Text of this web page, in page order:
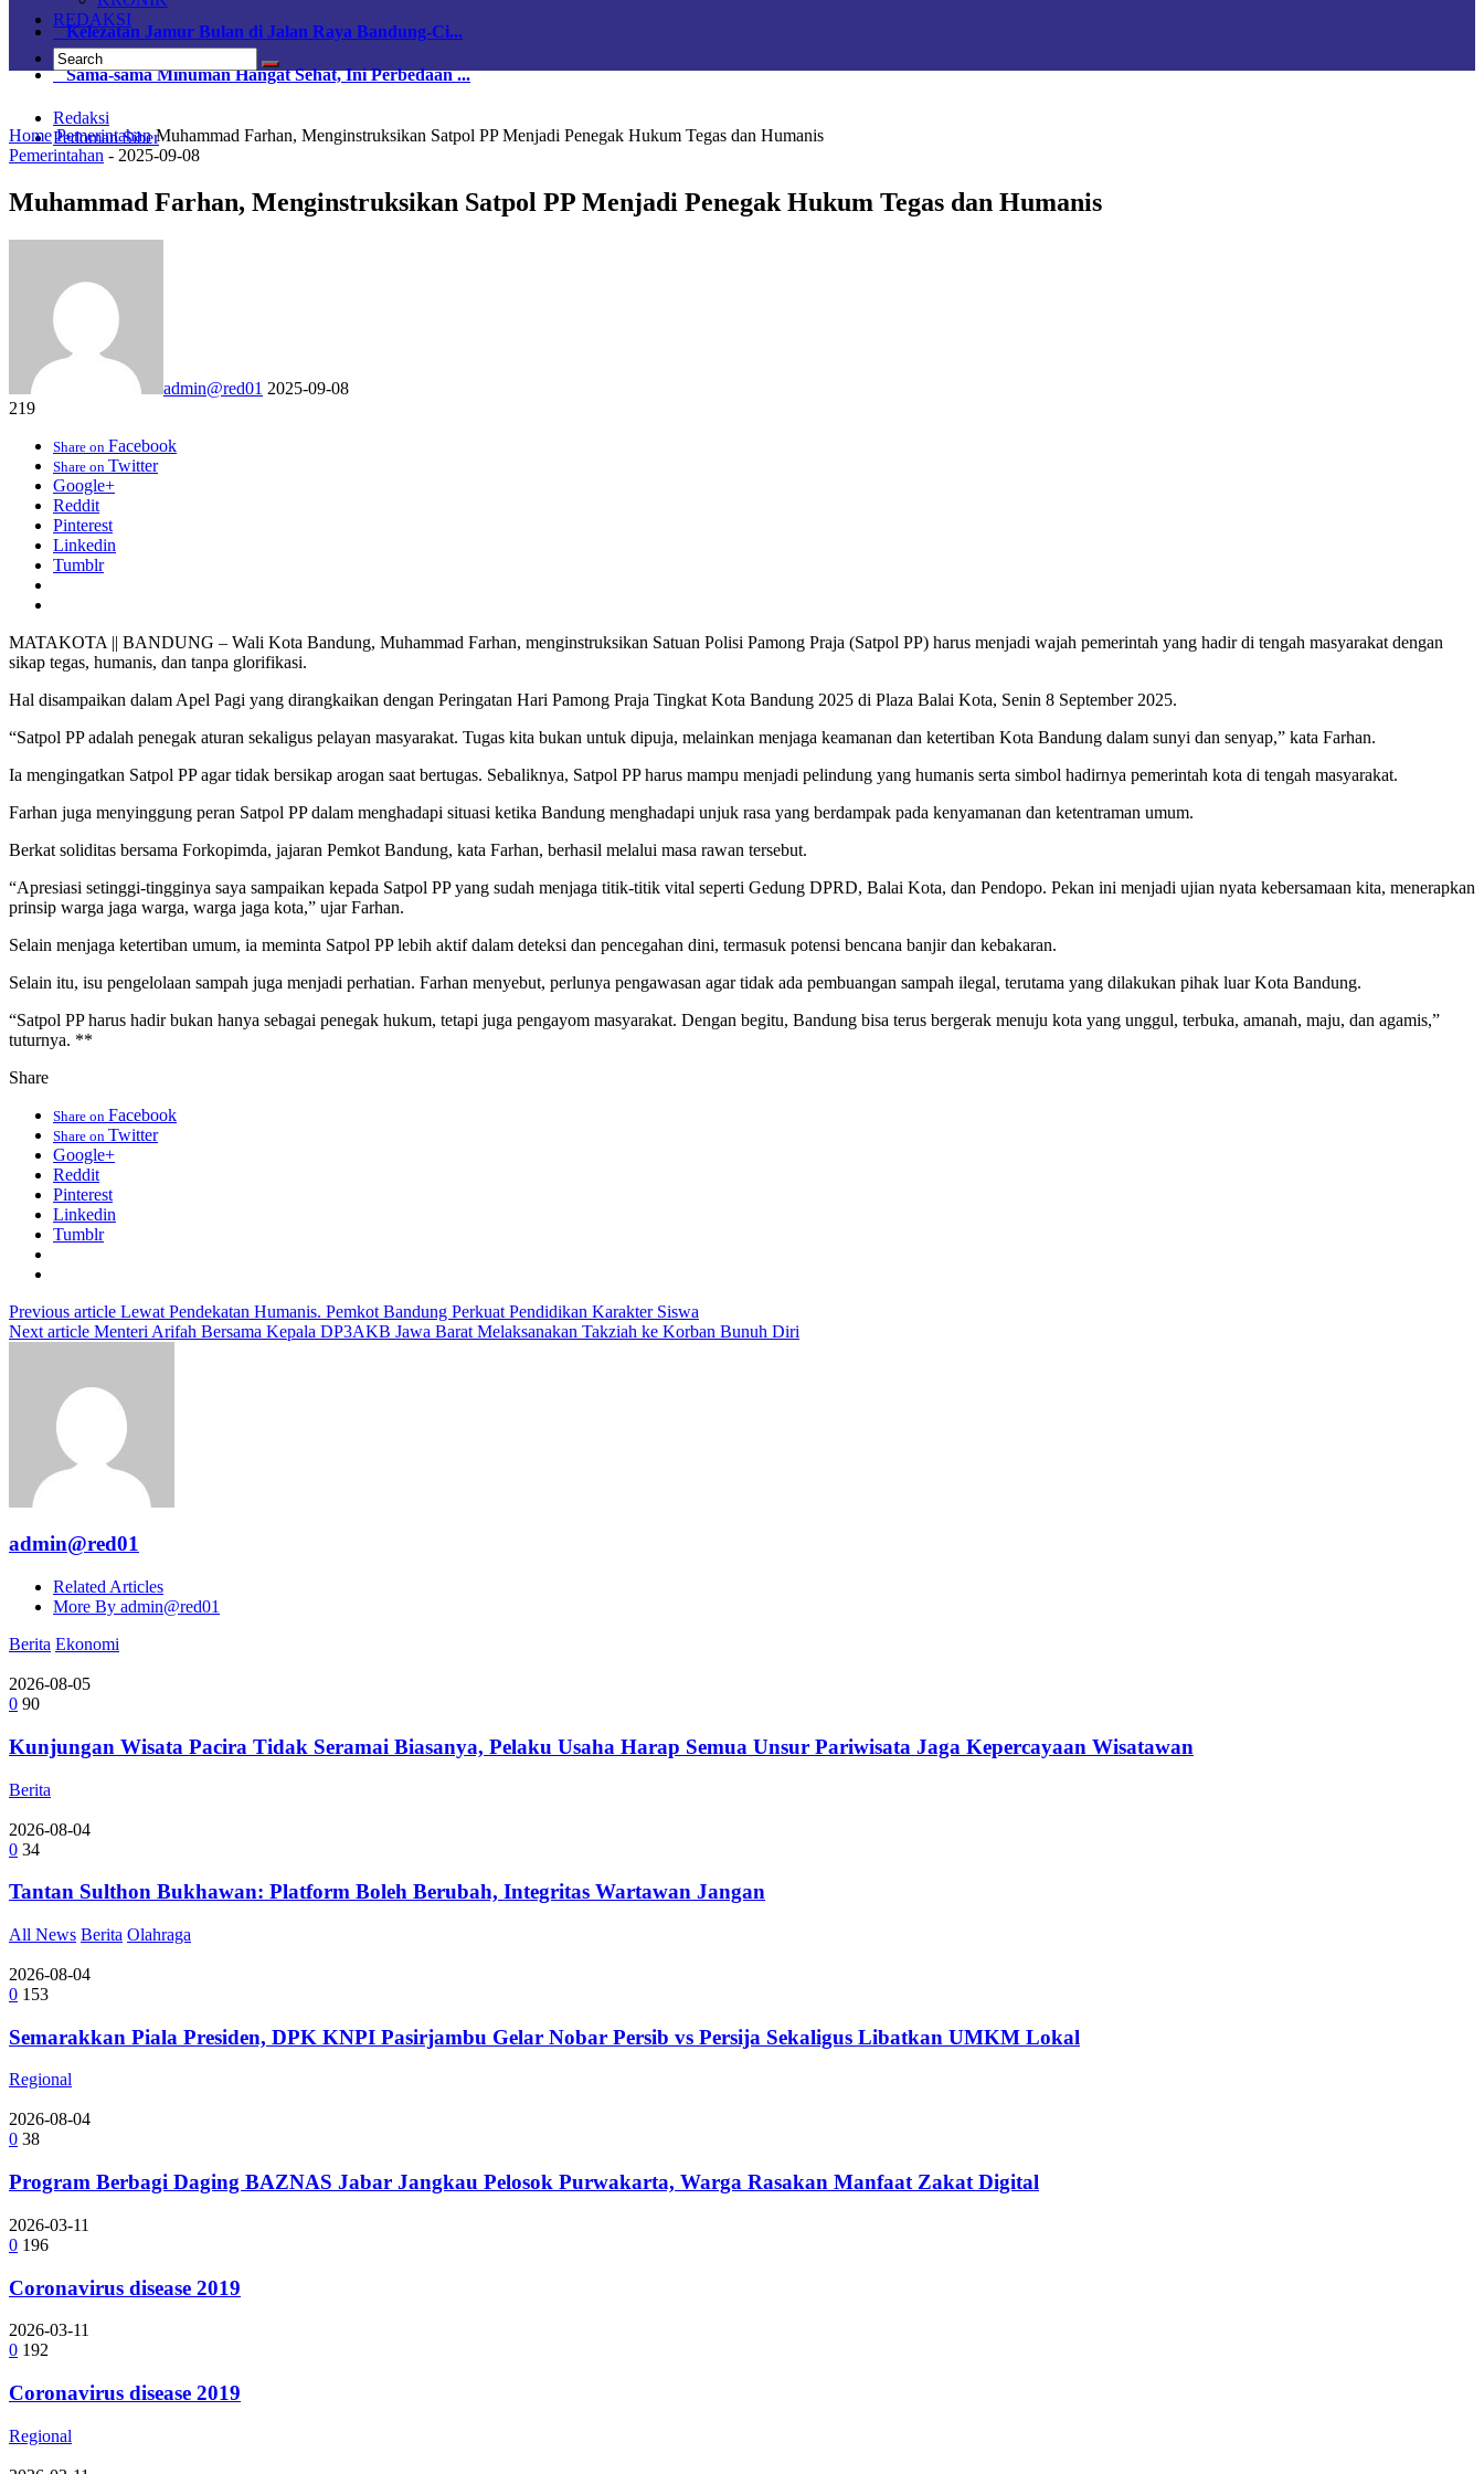
Kelezatan Jamur Bulan di Jalan Raya Bandung-Ci...
Sama-sama Minuman Hangat Sehat, Ini Perbedaan ...
Redaksi
Pedoman Siber
REDAKSI
Home Pemerintahan Muhammad Farhan, Menginstruksikan Satpol PP Menjadi Penegak Hukum Tegas dan Humanis
Pemerintahan - 2025-09-08
Muhammad Farhan, Menginstruksikan Satpol PP Menjadi Penegak Hukum Tegas dan Humanis
admin@red01 2025-09-08
219
Share on Facebook
Share on Twitter
Google+
Reddit
Pinterest
Linkedin
Tumblr
MATAKOTA || BANDUNG – Wali Kota Bandung, Muhammad Farhan, menginstruksikan Satuan Polisi Pamong Praja (Satpol PP) harus menjadi wajah pemerintah yang hadir di tengah masyarakat dengan
sikap tegas, humanis, dan tanpa glorifikasi.
Hal disampaikan dalam Apel Pagi yang dirangkaikan dengan Peringatan Hari Pamong Praja Tingkat Kota Bandung 2025 di Plaza Balai Kota, Senin 8 September 2025.
“Satpol PP adalah penegak aturan sekaligus pelayan masyarakat. Tugas kita bukan untuk dipuja, melainkan menjaga keamanan dan ketertiban Kota Bandung dalam sunyi dan senyap,” kata Farhan.
Ia mengingatkan Satpol PP agar tidak bersikap arogan saat bertugas. Sebaliknya, Satpol PP harus mampu menjadi pelindung yang humanis serta simbol hadirnya pemerintah kota di tengah masyarakat.
Farhan juga menyinggung peran Satpol PP dalam menghadapi situasi ketika Bandung menghadapi unjuk rasa yang berdampak pada kenyamanan dan ketentraman umum.
Berkat soliditas bersama Forkopimda, jajaran Pemkot Bandung, kata Farhan, berhasil melalui masa rawan tersebut.
“Apresiasi setinggi-tingginya saya sampaikan kepada Satpol PP yang sudah menjaga titik-titik vital seperti Gedung DPRD, Balai Kota, dan Pendopo. Pekan ini menjadi ujian nyata kebersamaan kita, menerapkan
prinsip warga jaga warga, warga jaga kota,” ujar Farhan.
Selain menjaga ketertiban umum, ia meminta Satpol PP lebih aktif dalam deteksi dan pencegahan dini, termasuk potensi bencana banjir dan kebakaran.
Selain itu, isu pengelolaan sampah juga menjadi perhatian. Farhan menyebut, perlunya pengawasan agar tidak ada pembuangan sampah ilegal, terutama yang dilakukan pihak luar Kota Bandung.
“Satpol PP harus hadir bukan hanya sebagai penegak hukum, tetapi juga pengayom masyarakat. Dengan begitu, Bandung bisa terus bergerak menuju kota yang unggul, terbuka, amanah, maju, dan agamis,”
tuturnya. **
Share
Share on Facebook
Share on Twitter
Google+
Reddit
Pinterest
Linkedin
Tumblr
Previous article Lewat Pendekatan Humanis. Pemkot Bandung Perkuat Pendidikan Karakter Siswa
Next article Menteri Arifah Bersama Kepala DP3AKB Jawa Barat Melaksanakan Takziah ke Korban Bunuh Diri
admin@red01
Related Articles
More By admin@red01
Berita Ekonomi
2026-08-05
0 90
Kunjungan Wisata Pacira Tidak Seramai Biasanya, Pelaku Usaha Harap Semua Unsur Pariwisata Jaga Kepercayaan Wisatawan
Berita
2026-08-04
0 34
Tantan Sulthon Bukhawan: Platform Boleh Berubah, Integritas Wartawan Jangan
All News Berita Olahraga
2026-08-04
0 153
Semarakkan Piala Presiden, DPK KNPI Pasirjambu Gelar Nobar Persib vs Persija Sekaligus Libatkan UMKM Lokal
Regional
2026-08-04
0 38
Program Berbagi Daging BAZNAS Jabar Jangkau Pelosok Purwakarta, Warga Rasakan Manfaat Zakat Digital
2026-03-11
0 196
Coronavirus disease 2019
2026-03-11
0 192
Coronavirus disease 2019
Regional